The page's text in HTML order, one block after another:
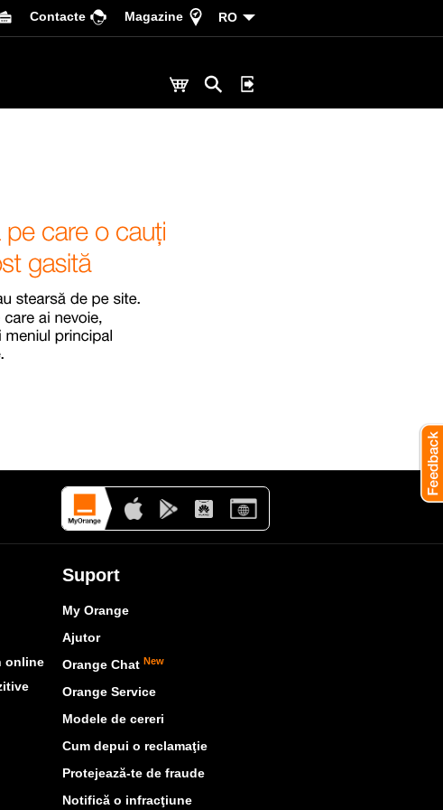
Сontacte Magazine RO
online
Suport
My Orange
Ajutor
Orange Chat New
Orange Service
Modele de cereri
Cum depui o reclamaţie
Protejează-te de fraude
Notifică o infracţiune